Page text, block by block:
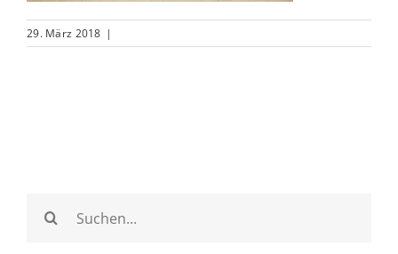
29. März 2018 |
Suche
nach: